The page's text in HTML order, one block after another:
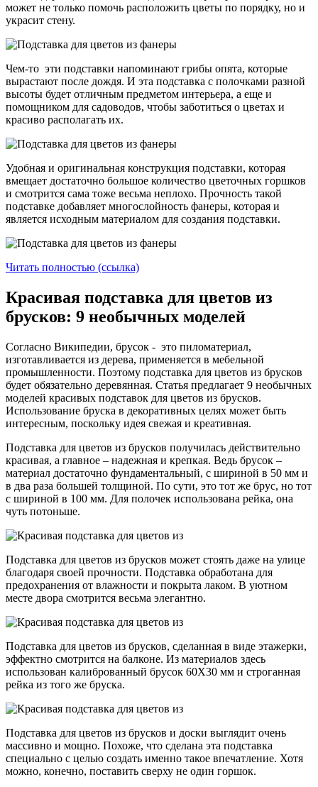
может не только помочь расположить цветы по порядку, но и
украсит стену.
Чем-то эти подставки напоминают грибы опята, которые
вырастают после дождя. И эта подставка с полочками разной
высоты будет отличным предметом интерьера, а еще и
помощником для садоводов, чтобы заботиться о цветах и
красиво располагать их.
Удобная и оригинальная конструкция подставки, которая
вмещает достаточно большое количество цветочных горшков
и смотрится сама тоже весьма неплохо. Прочность такой
подставке добавляет многослойность фанеры, которая и
является исходным материалом для создания подставки.
Читать полностью (ссылка)
Красивая подставка для цветов из
брусков: 9 необычных моделей
Согласно Википедии, брусок - это пиломатериал,
изготавливается из дерева, применяется в мебельной
промышленности. Поэтому подставка для цветов из брусков
будет обязательно деревянная. Статья предлагает 9 необычных
моделей красивых подставок для цветов из брусков.
Использование бруска в декоративных целях может быть
интересным, поскольку идея свежая и креативная.
Подставка для цветов из брусков получилась действительно
красивая, а главное – надежная и крепкая. Ведь брусок –
материал достаточно фундаментальный, с шириной в 50 мм и
в два раза большей толщиной. По сути, это тот же брус, но тот
с шириной в 100 мм. Для полочек использована рейка, она
чуть потоньше.
Подставка для цветов из брусков может стоять даже на улице
благодаря своей прочности. Подставка обработана для
предохранения от влажности и покрыта лаком. В уютном
месте двора смотрится весьма элегантно.
Подставка для цветов из брусков, сделанная в виде этажерки,
эффектно смотрится на балконе. Из материалов здесь
использован калиброванный брусок 60Х30 мм и строганная
рейка из того же бруска.
Подставка для цветов из брусков и доски выглядит очень
массивно и мощно. Похоже, что сделана эта подставка
специально с целью создать именно такое впечатление. Хотя
можно, конечно, поставить сверху не один горшок.